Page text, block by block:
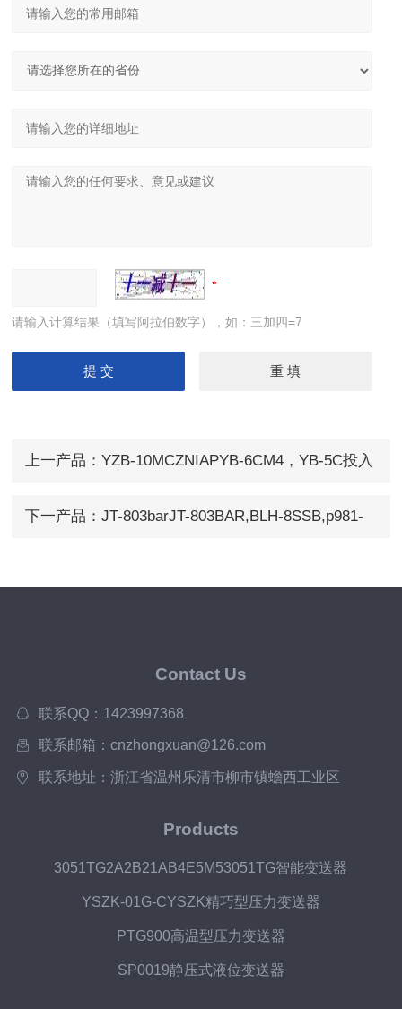
请输入计算结果（填写阿拉伯数字），如：三加四=7
上一产品： YZB-10MCZNIAPYB-6CM4，YB-5C投入
下一产品： JT-803barJT-803BAR,BLH-8SSB,p981-
Contact Us
联系QQ：1423997368
联系邮箱：cnzhongxuan@126.com
联系地址：浙江省温州乐清市柳市镇蟾西工业区
Products
3051TG2A2B21AB4E5M53051TG智能变送器
YSZK-01G-CYSZK精巧型压力变送器
PTG900高温型压力变送器
SP0019静压式液位变送器